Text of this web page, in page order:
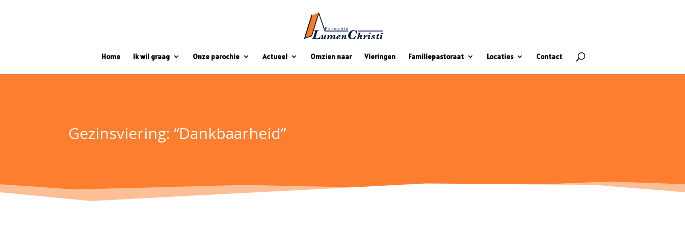
Home Ik wil graag Onze parochie Actueel Omzien naar Vieringen Familiepastoraat Locaties Contact
Gezinsviering: “Dankbaarheid”